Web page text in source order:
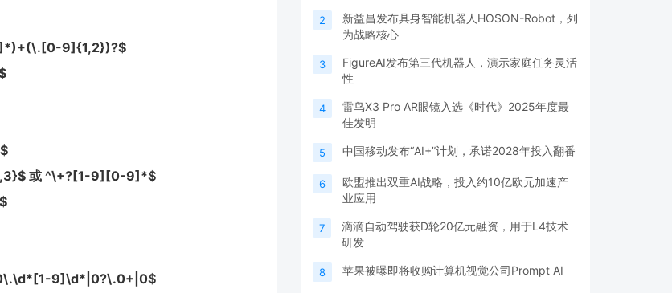
9]{1,2})?$
或 ^\+?[1-9][0-9]*$
9]\d*|0?\.0+|0$
2
新益昌发布具身智能机器人HOSON-Robot，列
为战略核心
3
FigureAI发布第三代机器人，演示家庭任务灵活
性
4
雷鸟X3 Pro AR眼镜入选《时代》2025年度最
佳发明
5 中国移动发布“AI+”计划，承诺2028年投入翻番
6
欧盟推出双重AI战略，投入约10亿欧元加速产
业应用
7
滴滴自动驾驶获D轮20亿元融资，用于L4技术
研发
8 苹果被曝即将收购计算机视觉公司Prompt AI